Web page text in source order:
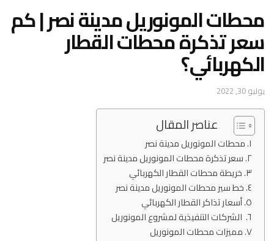
محطات المونوريل مدينة نصر | كم
سعر تذكرة محطات القطار
الكهربائي؟
يوليو 30, 2022
عناصر المقال
محطات المونوريل مدينة نصر
سعر تذكرة محطات المونوريل مدينة نصر
خريطة محطات القطار الكهربائي
خط سير محطات المونوريل مدينة نصر
أسعار تذاكر القطار الكهربائي
الشركات التنفيذية لمشروع المونوريل
مميزات محطات المونوريل